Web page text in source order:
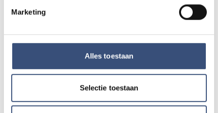
Marketing
Alles toestaan
Selectie toestaan
13
Alle events op de agenda →